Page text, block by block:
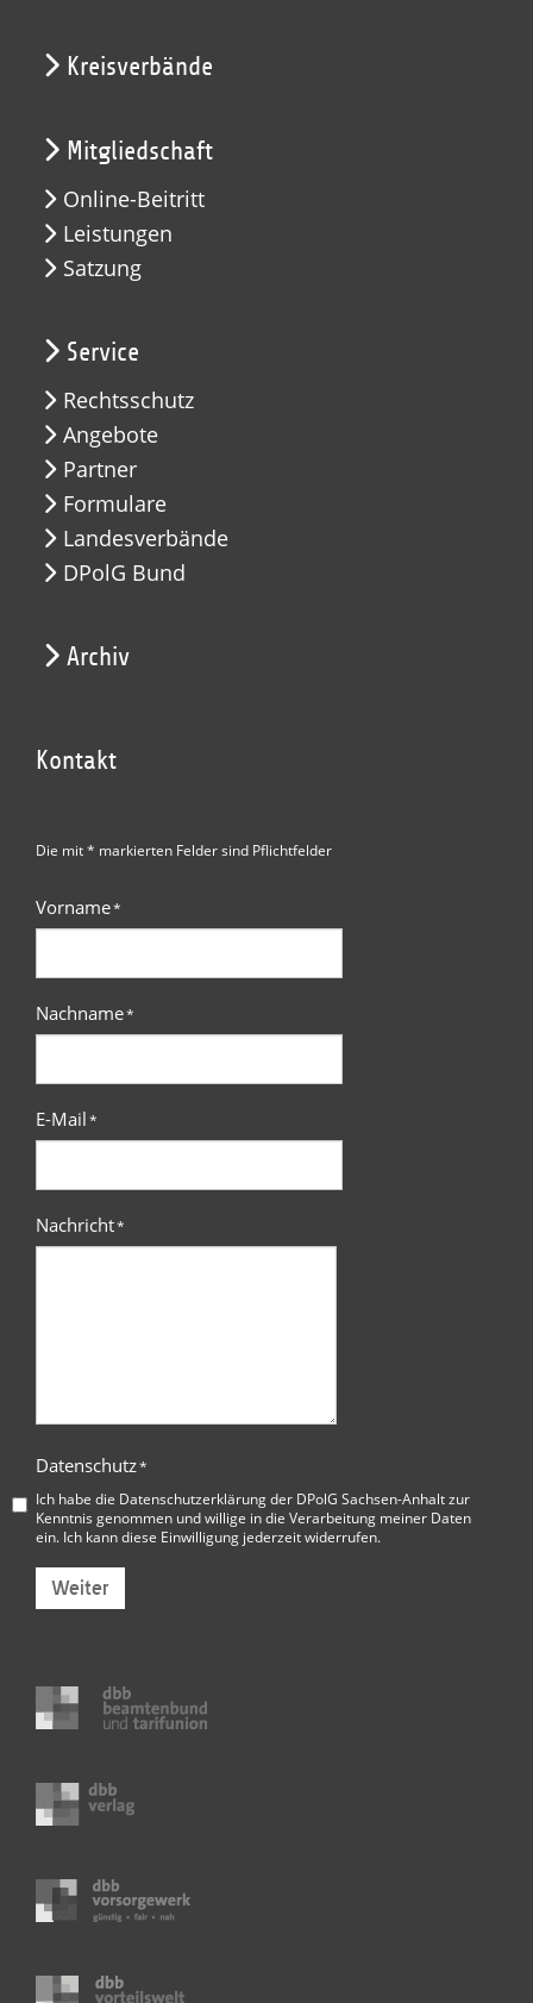
Kreisverbände
Mitgliedschaft
Online-Beitritt
Leistungen
Satzung
Service
Rechtsschutz
Angebote
Partner
Formulare
Landesverbände
DPolG Bund
Archiv
Kontakt
Die mit * markierten Felder sind Pflichtfelder
Vorname*
Nachname*
E-Mail*
Nachricht*
Datenschutz*
Ich habe die Datenschutzerklärung der DPolG Sachsen-Anhaltzur
Kenntnis genommen und willige in die Verarbeitung meiner Daten
ein. Ich kann diese Einwilligung jederzeit widerrufen.
Weiter